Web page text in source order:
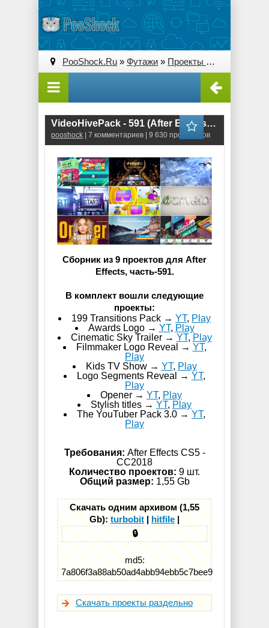
PooShock.Ru » Футажи » Проекты After Effects
VideoHivePack - 591 (After Effects Projects Pack)
pooshock | 7 комментариев | 9 630 просмотров
Сборник из 9 проектов для After
Effects, часть-591.
В комплект вошли следующие
проекты:
199 Transitions Pack → YT, Play
Awards Logo → YT, Play
Cinematic Sky Trailer → YT, Play
Filmmaker Logo Reveal → YT,
Play
Kids TV Show → YT, Play
Logo Segments Reveal → YT,
Play
Opener → YT, Play
Stylish titles → YT, Play
The YouTuber Pack 3.0 → YT,
Play
Требования: After Effects CS5 -
СС2018
Количество проектов: 9 шт.
Общий размер: 1,55 Gb
Скачать одним архивом (1,55
Gb): turbobit | hitfile |
🔒
md5:
7a806f3a88ab50ad4abb94ebb5c7bee9
Скачать проекты раздельно